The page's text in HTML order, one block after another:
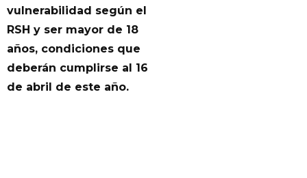
vulnerabilidad según el
RSH y ser mayor de 18
años, condiciones que
deberán cumplirse al 16
de abril de este año.